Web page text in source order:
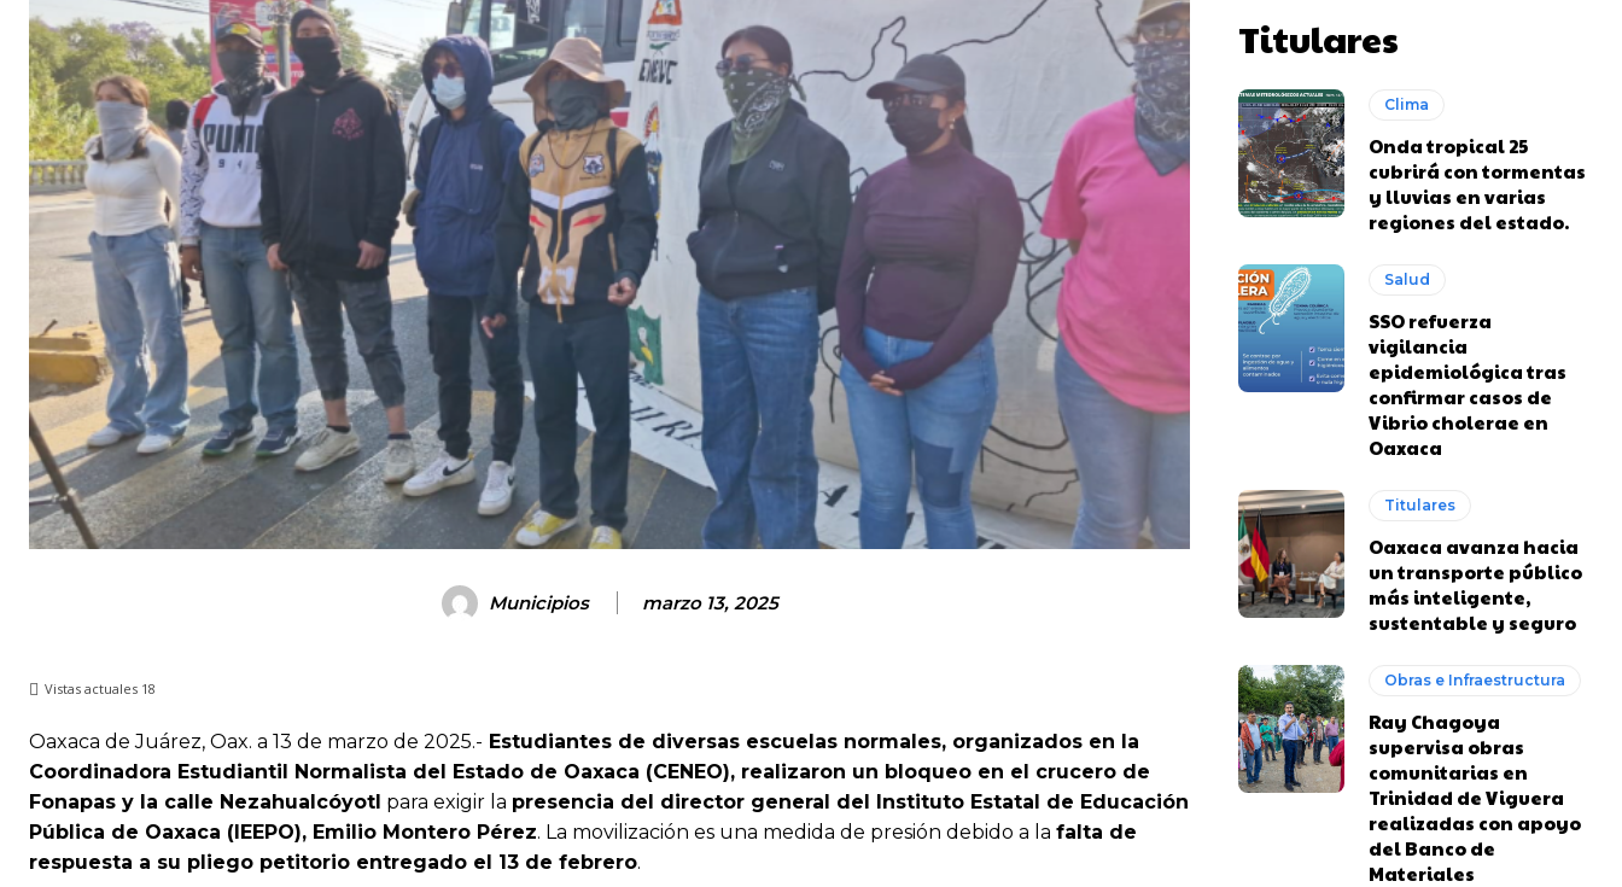
Municipios marzo 13, 2025
Vistas actuales 18
Oaxaca de Juárez, Oax. a 13 de marzo de 2025.- Estudiantes de diversas escuelas normales, organizados en la
Coordinadora Estudiantil Normalista del Estado de Oaxaca (CENEO), realizaron un bloqueo en el crucero de
Fonapas y la calle Nezahualcóyotl para exigir la presencia del director general del Instituto Estatal de Educación
Pública de Oaxaca (IEEPO), Emilio Montero Pérez. La movilización es una medida de presión debido a la falta de
respuesta a su pliego petitorio entregado el 13 de febrero.
Titulares
Clima
Onda tropical 25
cubrirá con tormentas
y lluvias en varias
regiones del estado.
Salud
SSO refuerza
vigilancia
epidemiológica tras
confirmar casos de
Vibrio cholerae en
Oaxaca
Titulares
Oaxaca avanza hacia
un transporte público
más inteligente,
sustentable y seguro
Obras e Infraestructura
Ray Chagoya
supervisa obras
comunitarias en
Trinidad de Viguera
realizadas con apoyo
del Banco de
Materiales